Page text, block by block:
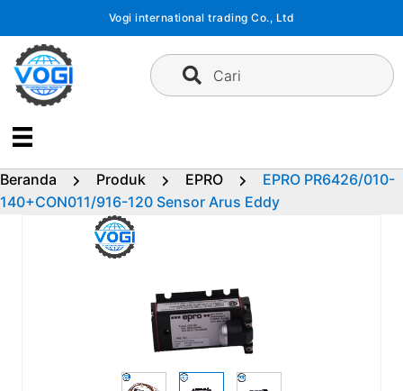
konten
Vogi international trading Co., Ltd
Cari
Beranda Produk EPRO
EPRO PR6426/010-
140+CON011/916-120 Sensor Arus Eddy